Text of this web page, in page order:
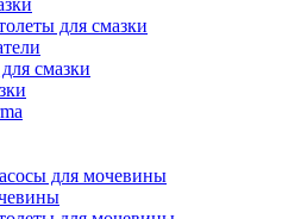
для смазки
смазки
для мочевины